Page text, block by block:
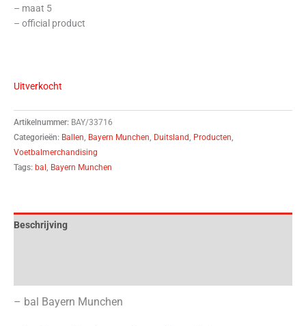
– maat 5
– official product
Uitverkocht
Artikelnummer: BAY/33716
Categorieën: Ballen, Bayern Munchen, Duitsland, Producten,
Voetbalmerchandising
Tags: bal , Bayern Munchen
Beschrijving
– bal Bayern Munchen